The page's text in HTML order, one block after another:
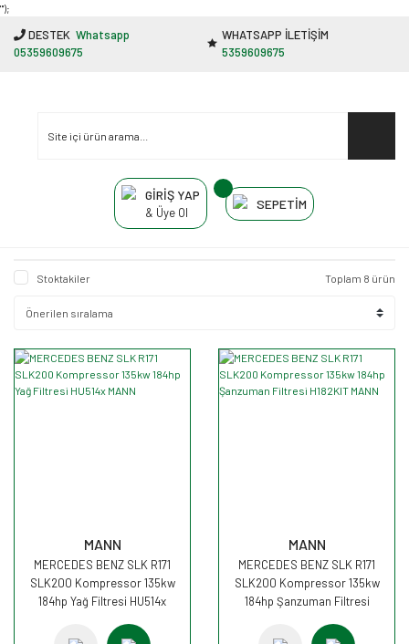
"');
DESTEK Whatsapp
05359609675
WHATSAPP İLETİŞİM
5359609675
GİRİŞ YAP
& Üye Ol
SEPETİM
Stoktakiler Toplam 8 ürün
MANN
MERCEDES BENZ SLK R171
SLK200 Kompressor 135kw
184hp Yağ Filtresi HU514x
MANN
MERCEDES BENZ SLK R171
SLK200 Kompressor 135kw
184hp Şanzuman Filtresi